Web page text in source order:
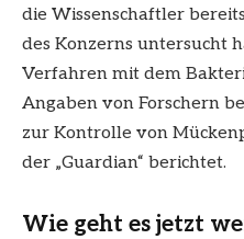
die Wissenschaftler
des Konzerns untersucht
Verfahren mit dem
Angaben von Forschern
zur Kontrolle von
der „Guardian“ berichtet.
Wie geht es jetzt